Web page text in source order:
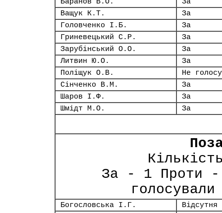
Ващук К.Т.
За
Головченко І.Б.
За
Гриневецький С.Р.
За
Зарубінський О.О.
За
Литвин Ю.О.
За
Поліщук О.В.
Не
Сінченко В.М.
За
Шаров І.Ф.
За
Шмідт М.О.
За
За - 1 Проти -
Богословська І.Г. Відсутня